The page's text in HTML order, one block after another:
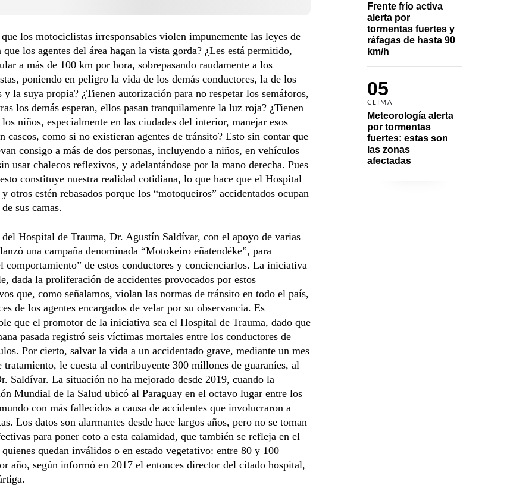
Frente frío activa
alerta por
tormentas fuertes y
ráfagas de hasta 90
km/h
05
CLIMA
Meteorología alerta
por tormentas
fuertes: estas son
las zonas
afectadas
que los motociclistas irresponsables violen impunemente las leyes de
los agentes del área hagan la vista gorda? ¿Les está permitido,
a más de 100 km por hora, sobrepasando raudamente a los
poniendo en peligro la vida de los demás conductores, la de los
y la suya propia? ¿Tienen autorización para no respetar los semáforos,
los demás esperan, ellos pasan tranquilamente la luz roja? ¿Tienen
niños, especialmente en las ciudades del interior, manejar esos
cascos, como si no existieran agentes de tránsito? Esto sin contar que
consigo a más de dos personas, incluyendo a niños, en vehículos
usar chalecos reflexivos, y adelantándose por la mano derecha. Pues
constituye nuestra realidad cotidiana, lo que hace que el Hospital
otros estén rebasados porque los “motoqueiros” accidentados ocupan
sus camas.
Hospital de Trauma, Dr. Agustín Saldívar, con el apoyo de varias
una campaña denominada “Motokeiro eñatendéke”, para
comportamiento” de estos conductores y concienciarlos. La iniciativa
dada la proliferación de accidentes provocados por estos
que, como señalamos, violan las normas de tránsito en todo el país,
de los agentes encargados de velar por su observancia. Es
que el promotor de la iniciativa sea el Hospital de Trauma, dado que
pasada registró seis víctimas mortales entre los conductores de
Por cierto, salvar la vida a un accidentado grave, mediante un mes
tratamiento, le cuesta al contribuyente 300 millones de guaraníes, al
Saldívar. La situación no ha mejorado desde 2019, cuando la
Mundial de la Salud ubicó al Paraguay en el octavo lugar entre los
con más fallecidos a causa de accidentes que involucraron a
Los datos son alarmantes desde hace largos años, pero no se toman
para poner coto a esta calamidad, que también se refleja en el
quedan inválidos o en estado vegetativo: entre 80 y 100
año, según informó en 2017 el entonces director del citado hospital,